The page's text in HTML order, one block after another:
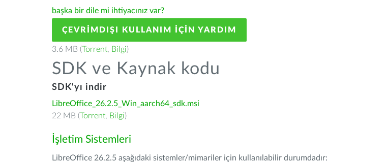
başka bir dile mi ihtiyacınız var?
ÇEVRIMDIŞI KULLANIM IÇIN YARDIM
3.6 MB (Torrent, Bilgi)
SDK ve Kaynak kodu
SDK'yı indir
LibreOffice_26.2.5_Win_aarch64_sdk.msi
22 MB (Torrent, Bilgi)
İşletim Sistemleri
LibreOffice 26.2.5 aşağıdaki sistemler/mimariler için kullanılabilir durumdadır: